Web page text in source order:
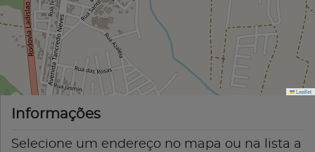
Leaflet
Informações
Selecione um endereço no mapa ou na lista a